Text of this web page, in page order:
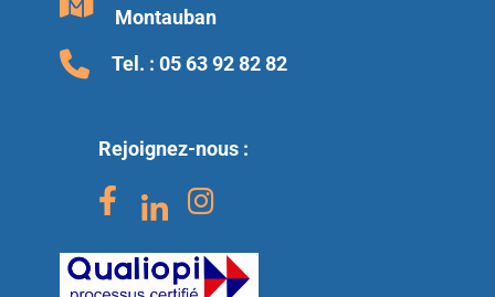
Montauban
Tel. : 05 63 92 82 82
Rejoignez-nous :